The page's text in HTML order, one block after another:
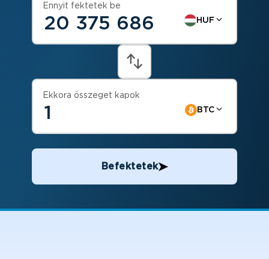
Ennyit fektetek be
HUF
Ekkora összeget kapok
BTC
Befektetek